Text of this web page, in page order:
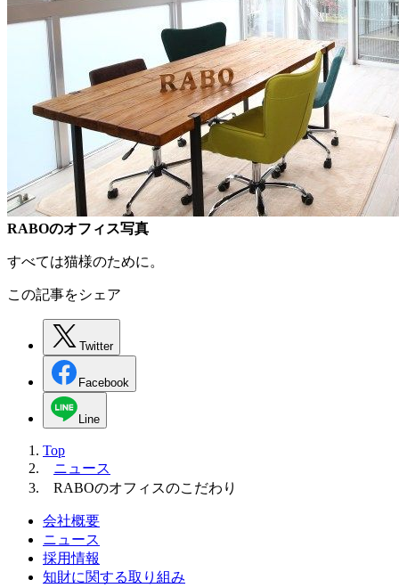
RABOのオフィス写真
すべては猫様のために。
この記事をシェア
Twitter
Facebook
Line
Top
ニュース
RABOのオフィスのこだわり
会社概要
ニュース
採用情報
知財に関する取り組み